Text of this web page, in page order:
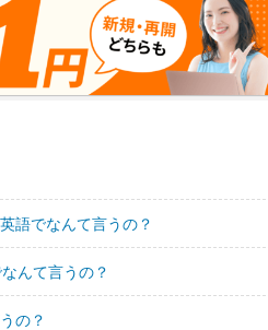
語でなんて言うの？
んて言うの？
の？